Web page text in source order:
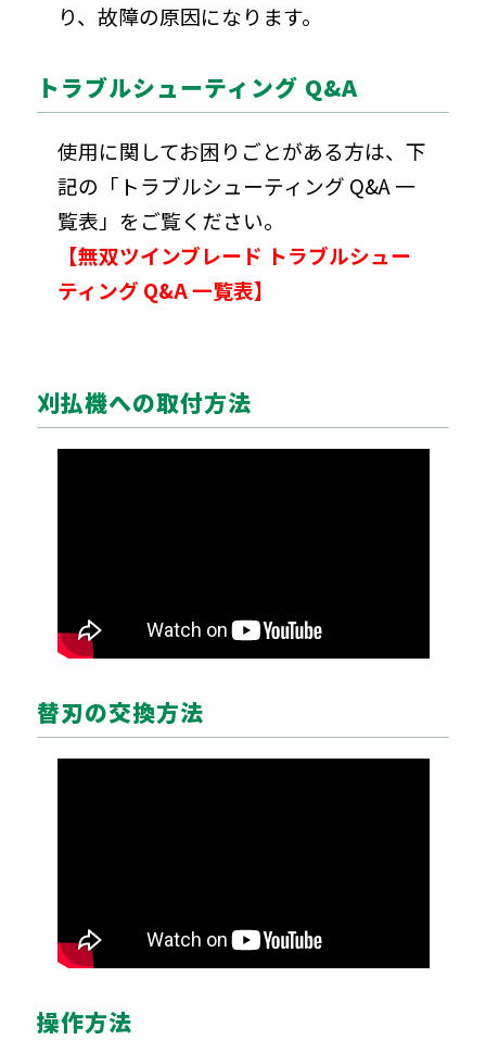
り、故障の原因になります。
トラブルシューティング Q&A
使用に関してお困りごとがある方は、下
記の「トラブルシューティング Q&A 一
覧表」をご覧ください。
【無双ツインブレード トラブルシュー
ティング Q&A 一覧表】
刈払機への取付方法
替刃の交換方法
操作方法